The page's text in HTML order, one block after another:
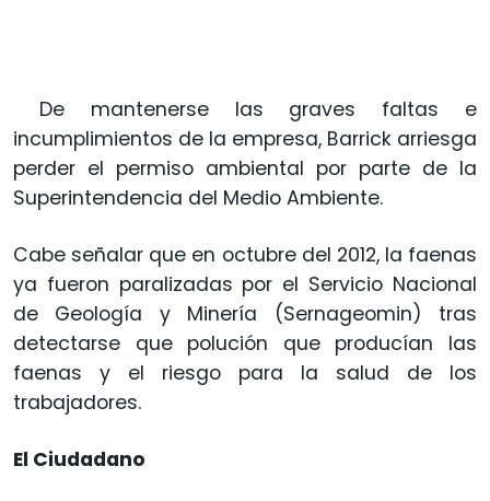
De mantenerse las graves faltas e
incumplimientos de la empresa, Barrick arriesga
perder el permiso ambiental por parte de la
Superintendencia del Medio Ambiente.
Cabe señalar que en octubre del 2012, la faenas
ya fueron paralizadas por el Servicio Nacional
de Geología y Minería (Sernageomin) tras
detectarse que polución que producían las
faenas y el riesgo para la salud de los
trabajadores.
El Ciudadano